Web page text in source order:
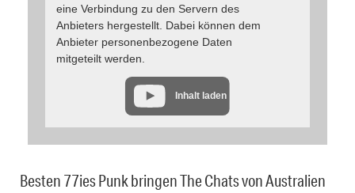
eine Verbindung zu den Servern des
Anbieters hergestellt. Dabei können dem
Anbieter personenbezogene Daten
mitgeteilt werden.
Inhalt laden
Besten 77ies Punk bringen The Chats von Australien